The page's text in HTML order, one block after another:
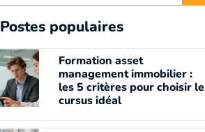
Postes populaires
Formation asset
management immobilier :
les 5 critères pour choisir le
cursus idéal